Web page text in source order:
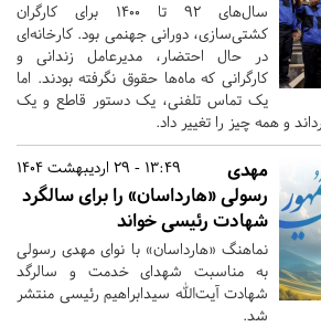
سال‌های ۹۲ تا ۱۴۰۰ برای کارگران
کشتی‌سازی، دورانی جهنمی بود. کارخانه‌ای
در حال احتضار، مدیرعامل زندانی و
کارگرانی که ماه‌ها حقوق نگرفته بودند. اما
یک تماس تلفنی، یک دستور قاطع و یک
و همه چیز را تغییر داد.
13:49 - 29 اردیبهشت 1404
مهدی
رسولی «هارداسان» را برای سالگرد
شهادت رئیسی خواند
نماهنگ «هارداسان» با نوای مهدی رسولی
به مناسبت شهدای خدمت و سالرگد
شهادت آیت‌الله سیدابراهیم رئیسی منتشر
شد.